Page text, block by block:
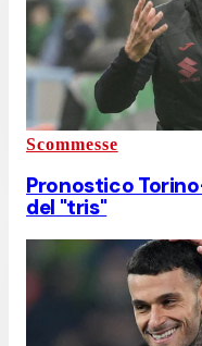
Scommesse
Pronostico
del "tris"